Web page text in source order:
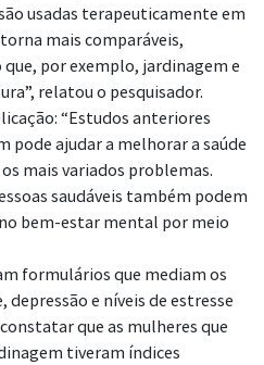
usadas terapeuticamente em
mais comparáveis,
por exemplo, jardinagem e
relatou o pesquisador.
“Estudos anteriores
pode ajudar a melhorar a saúde
mais variados problemas.
saudáveis também podem
bem-estar mental por meio
formulários que mediam os
depressão e níveis de estresse
que as mulheres que
tiveram índices